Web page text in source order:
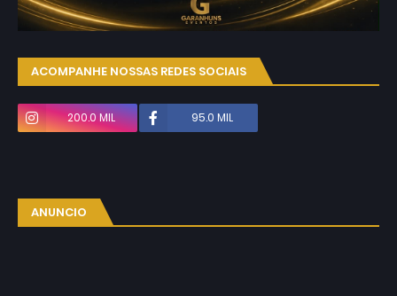
ACOMPANHE NOSSAS REDES SOCIAIS
200.0 MIL 95.0 MIL
ANUNCIO